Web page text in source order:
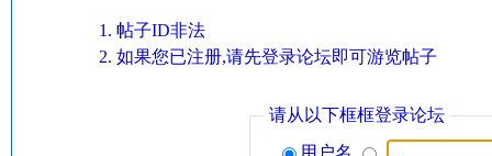
帖子ID非法
如果您已注册,请先登录论坛即可游览帖子
请从以下框框登录论坛
用户名